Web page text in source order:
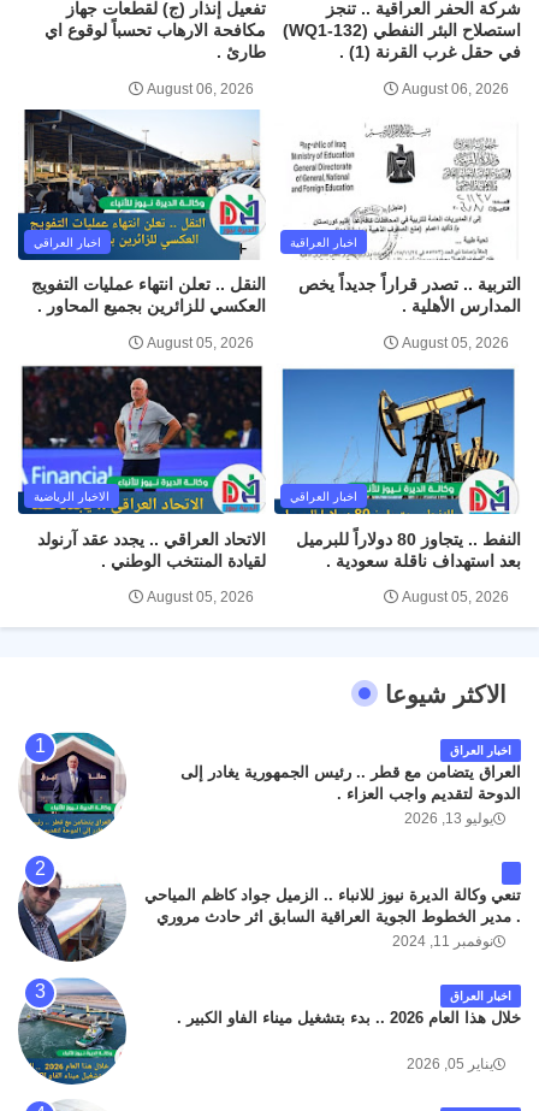
شركة الحفر العراقية .. تنجز
استصلاح البئر النفطي (WQ1-132)
في حقل غرب القرنة (1) .
August 06, 2026
تفعيل إنذار (ج) لقطعات جهاز
مكافحة الارهاب تحسباً لوقوع اي
طارئ .
August 06, 2026
اخبار العراقية
التربية .. تصدر قراراً جديداً يخص
المدارس الأهلية .
August 05, 2026
اخبار العراقي
النقل .. تعلن انتهاء عمليات التفويج
العكسي للزائرين بجميع المحاور .
August 05, 2026
اخبار العراقي
النفط .. يتجاوز 80 دولاراً للبرميل
بعد استهداف ناقلة سعودية .
August 05, 2026
الاخبار الرياضية
الاتحاد العراقي .. يجدد عقد آرنولد
لقيادة المنتخب الوطني .
August 05, 2026
الاكثر شيوعا
اخبار العراق
العراق يتضامن مع قطر .. رئيس الجمهورية يغادر إلى
الدوحة لتقديم واجب العزاء .
يوليو 13, 2026
تنعي وكالة الديرة نيوز للانباء .. الزميل جواد كاظم المياحي
. مدير الخطوط الجوية العراقية السابق اثر حادث مروري
داخل مطار البصرة الدولي اليوم الاثنين على الطريق
كان سبب الحادث يعود لتصادم عجلته مع عجلة نوع كيا بنكو
تابعة لشركة الهلال الماسكة لإعمار مطار البصرة الدولي .
سائلين الله عز وجل ان يتغمد الفقيد بواسع رحمته ، و انا
نوفمبر 11, 2024
اخبار العراق
خلال هذا العام 2026 .. بدء بتشغيل ميناء الفاو الكبير .
يناير 05, 2026